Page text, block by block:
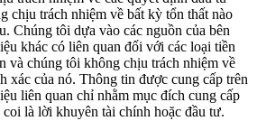
chịu trách nhiệm về bất kỳ tổn thất nào
Chúng tôi dựa vào các nguồn của bên
khác có liên quan đối với các loại tiền
và chúng tôi không chịu trách nhiệm về
xác của nó. Thông tin được cung cấp trên
liên quan chỉ nhằm mục đích cung cấp
là lời khuyên tài chính hoặc đầu tư.